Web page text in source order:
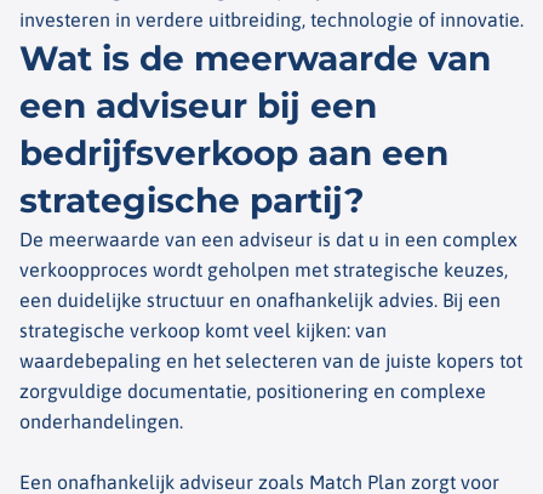
investeren in verdere uitbreiding, technologie of innovatie.
Wat is de meerwaarde van
een adviseur bij een
bedrijfsverkoop aan een
strategische partij?
De meerwaarde van een adviseur is dat u in een complex
verkoopproces wordt geholpen met strategische keuzes,
een duidelijke structuur en onafhankelijk advies. Bij een
strategische verkoop komt veel kijken: van
waardebepaling en het selecteren van de juiste kopers tot
zorgvuldige documentatie, positionering en complexe
onderhandelingen.
Een onafhankelijk adviseur zoals Match Plan zorgt voor